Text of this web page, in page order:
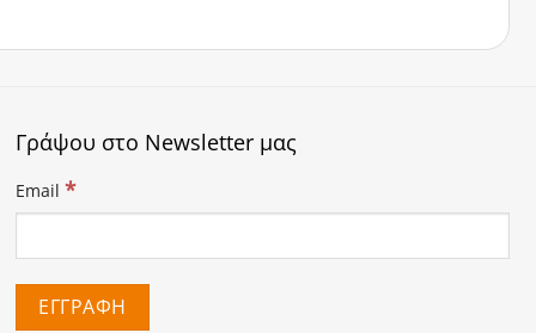
Γράψου στο Newsletter μας
Email *